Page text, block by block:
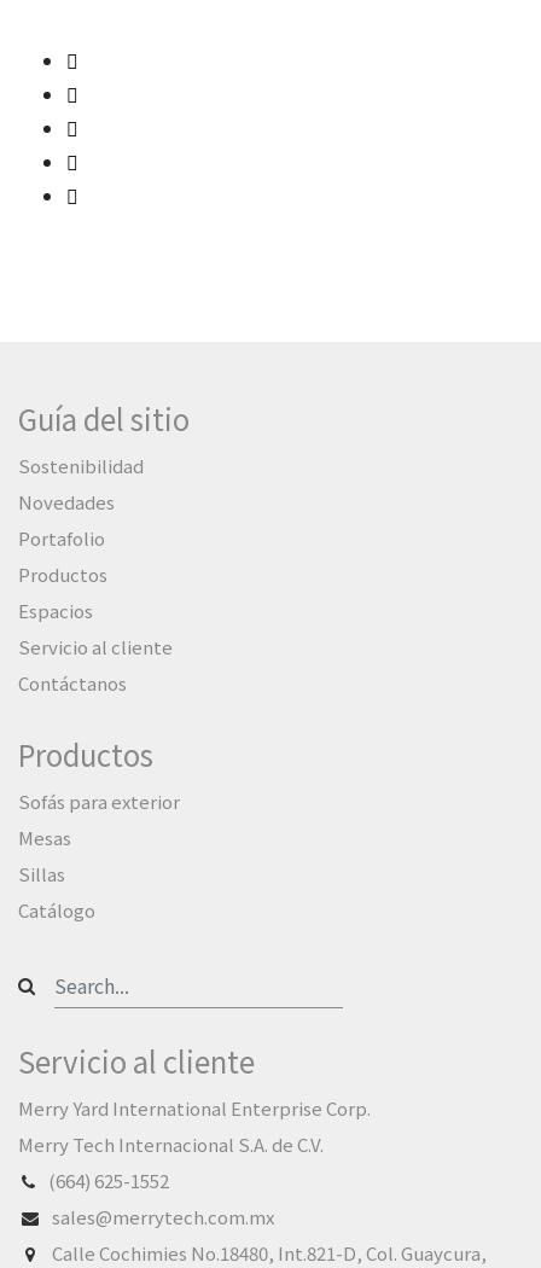
Guía del sitio
Sostenibilidad
Novedades
Portafolio
Productos
Espacios
Servicio al cliente
Contáctanos
Productos
Sofás para exterior
Mesas
Sillas
Catálogo
Servicio al cliente
Merry Yard International Enterprise Corp.
Merry Tech Internacional S.A. de C.V.
(664) 625-1552
sales@merrytech.com.mx
Calle Cochimies No.18480, Int.821-D, Col. Guaycura,